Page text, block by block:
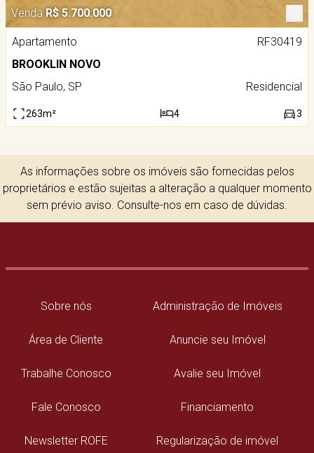
Venda R$ 5.700.000
Apartamento
RF30419
BROOKLIN NOVO
São Paulo, SP
Residencial
263m² 4 3
As informações sobre os imóveis são fornecidas pelos
proprietários e estão sujeitas a alteração a qualquer momento
sem prévio aviso. Consulte-nos em caso de dúvidas.
Sobre nós
Área de Cliente
Trabalhe Conosco
Fale Conosco
Newsletter ROFE
Administração de Imóveis
Anuncie seu Imóvel
Avalie seu Imóvel
Financiamento
Regularização de imóvel